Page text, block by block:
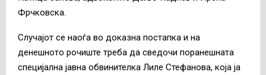
Фрчковска.
Случајот се наоѓа во доказна постапка и на
денешното рочиште треба да сведочи поранешната
специјална јавна обвинителка Лиле Стефанова, која ја